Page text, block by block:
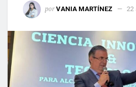
por VANIA MARTÍNEZ 22